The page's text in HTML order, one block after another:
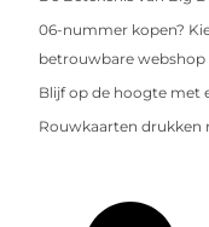
06-nummer kopen?
betrouwbare webshop
Blijf op de hoogte met
Rouwkaarten drukken